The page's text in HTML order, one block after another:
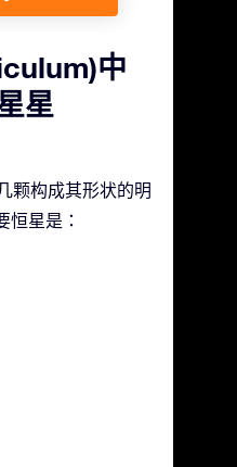
中
星
颗构成其形状的明
恒星是：